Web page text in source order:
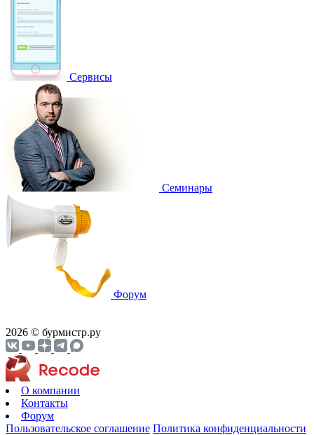
Сервисы
Семинары
Форум
2026 © бурмистр.ру
О компании
Контакты
Форум
Пользовательское соглашение Политика конфиденциальности